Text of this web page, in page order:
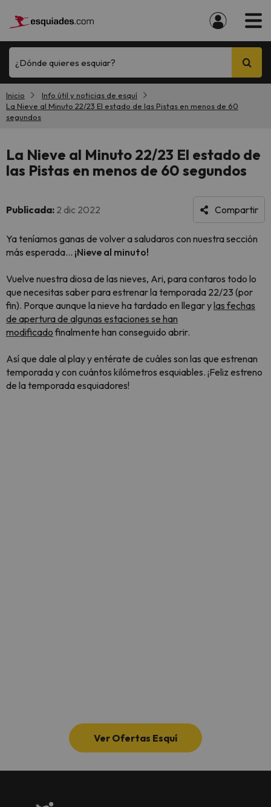
¿Dónde quieres esquiar?
Inicio
Info útil y noticias de esquí
La Nieve al Minuto 22/23 El estado de las Pistas en menos de 60
segundos
La Nieve al Minuto 22/23 El estado de
las Pistas en menos de 60 segundos
Publicada: 2 dic 2022 Compartir
Ya teníamos ganas de volver a saludaros con nuestra sección
más esperada... ¡Nieve al minuto!
Vuelve nuestra diosa de las nieves, Ari, para contaros todo lo
que necesitas saber para estrenar la temporada 22/23 (por
fin). Porque aunque la nieve ha tardado en llegar ylas fechas
de apertura de algunas estaciones se han
modificadofinalmente han conseguido abrir.
Así que dale al play y entérate de cuáles son las que estrenan
temporada y con cuántos kilómetros esquiables. ¡Feliz estreno
de la temporada esquiadores!
Ver Ofertas Esquí